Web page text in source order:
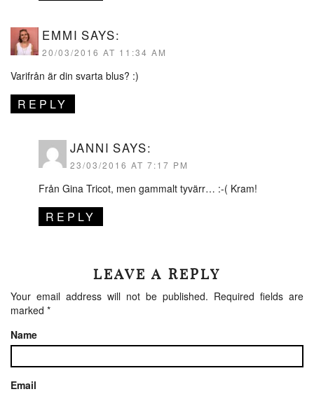
EMMI SAYS:
20/03/2016 AT 11:34 AM
Varifrån är din svarta blus? :)
REPLY
JANNI SAYS:
23/03/2016 AT 7:17 PM
Från Gina Tricot, men gammalt tyvärr… :-( Kram!
REPLY
LEAVE A REPLY
Your email address will not be published. Required fields are
marked *
Name
Email